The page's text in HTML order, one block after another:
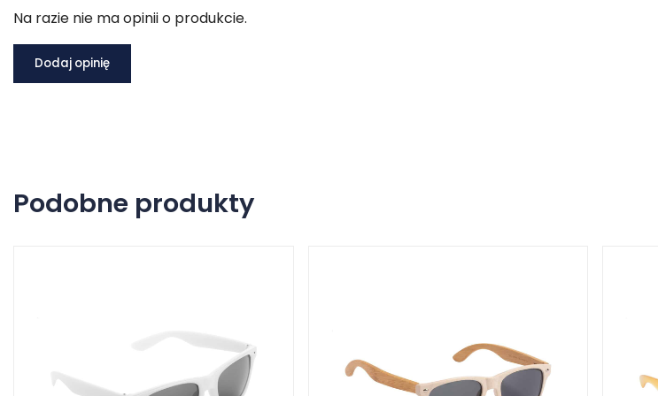
Na razie nie ma opinii o produkcie.
Dodaj opinię
Podobne produkty